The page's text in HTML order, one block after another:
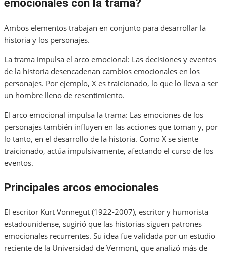
emocionales con la trama?
Ambos elementos trabajan en conjunto para desarrollar la
historia y los personajes.
La trama impulsa el arco emocional: Las decisiones y eventos
de la historia desencadenan cambios emocionales en los
personajes. Por ejemplo, X es traicionado, lo que lo lleva a ser
un hombre lleno de resentimiento.
El arco emocional impulsa la trama: Las emociones de los
personajes también influyen en las acciones que toman y, por
lo tanto, en el desarrollo de la historia. Como X se siente
traicionado, actúa impulsivamente, afectando el curso de los
eventos.
Principales arcos emocionales
El escritor Kurt Vonnegut (1922-2007), escritor y humorista
estadounidense, sugirió que las historias siguen patrones
emocionales recurrentes. Su idea fue validada por un estudio
reciente de la Universidad de Vermont, que analizó más de